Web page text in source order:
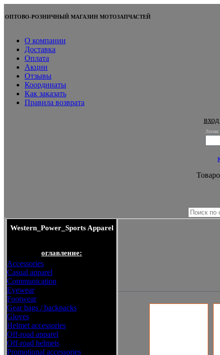
ОПТОВО-РОЗНИЧНЫЙ МАГАЗИН МОТОЗАПЧАСТЕЙ
О компании
Доставка
Оплата
Акции
Отзывы
Координаты
Как заказать
Правила возврата
Логин:
Western_Power_Sports Apparel
оглавление:
Accessories
Casual apparel
Communication
Eyewear
Footwear
Gear bags / backpacks
Gloves
Helmet accessories
Off-road apparel
Off-road helmets
Promotional accessories